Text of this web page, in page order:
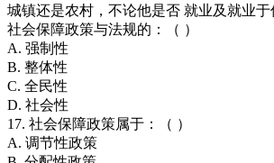
城镇还是农村，不论他是否 就业及就业
社会保障政策与法规的：（ ）
A. 强制性
B. 整体性
C. 全民性
D. 社会性
17. 社会保障政策属于：（ ）
A. 调节性政策